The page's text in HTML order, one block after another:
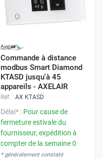
Commande à distance
modbus Smart Diamond
KTASD jusqu'à 45
appareils - AXELAIR
Réf. : AX KTASD
Délai* : Pour cause de
fermeture estivale du
fournisseur, expédition à
compter de la semaine 0
* généralement constaté